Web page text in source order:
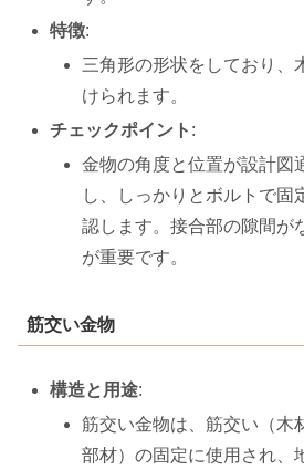
特徴:
三角形の形状をしており、
けられます。
チェックポイント :
金物の角度と位置が設計図
し、しっかりとボルトで固
認します。接合部の隙間が
が重要です。
筋交い金物
構造と用途:
筋交い金物は、筋交い（木
部材）の固定に使用され、